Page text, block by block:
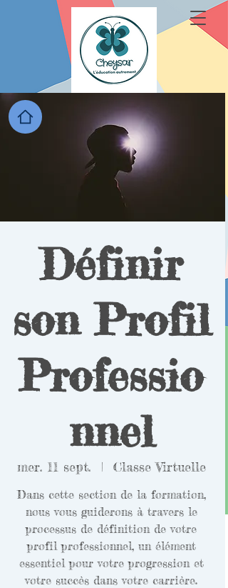
Définir
son Profil
Professio
nnel
mer. 11 sept.
  |
Classe Virtuelle
Dans cette section de la formation,
nous vous guiderons à travers le
processus de définition de votre
profil professionnel, un élément
essentiel pour votre progression et
votre succès dans votre carrière.